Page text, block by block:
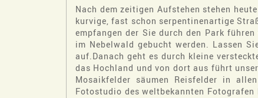
Nach dem zeitigen Aufstehen stehen
kurvige, fast schon serpentinenartige
empfangen der Sie durch den Park
im Nebelwald gebucht werden. Lassen
auf.Danach geht es durch kleine
das Hochland und von dort aus führt
Mosaikfelder säumen Reisfelder in
Fotostudio des weltbekannten